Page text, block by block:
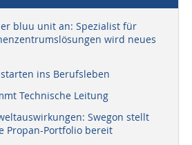
bluu unit an: Spezialist für
wird neues
ins Berufsleben
Technische Leitung
Swegon stellt
Propan-Portfolio bereit